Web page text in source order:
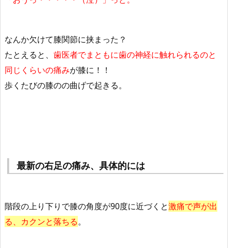
なんか欠けて膝関節に挟まった？
たとえると、 歯医者でまともに歯の神経に触れられるのと
同じくらいの痛みが膝に！！
歩くたびの膝のの曲げで起きる。
最新の右足の痛み、具体的には
階段の上り下りで膝の角度が90度に近づくと激痛で声が出
る、カクンと落ちる。